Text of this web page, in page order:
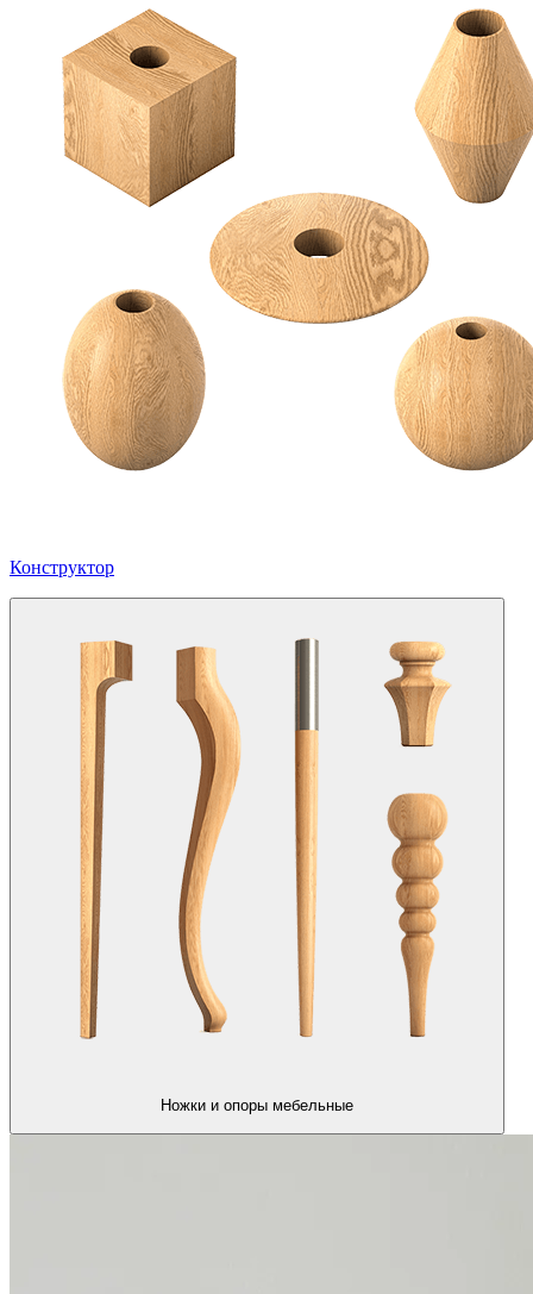
Конструктор
Ножки и опоры мебельные